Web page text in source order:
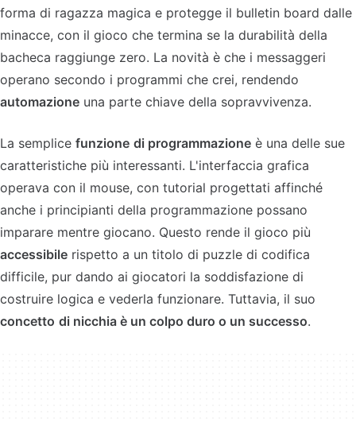
forma di ragazza magica e protegge il bulletin board dalle
minacce, con il gioco che termina se la durabilità della
bacheca raggiunge zero. La novità è che i messaggeri
operano secondo i programmi che crei, rendendo
automazione una parte chiave della sopravvivenza.
La semplice funzione di programmazione è una delle sue
caratteristiche più interessanti. L'interfaccia grafica
operava con il mouse, con tutorial progettati affinché
anche i principianti della programmazione possano
imparare mentre giocano. Questo rende il gioco più
accessibile rispetto a un titolo di puzzle di codifica
difficile, pur dando ai giocatori la soddisfazione di
costruire logica e vederla funzionare. Tuttavia, il suo
concetto di nicchia è un colpo duro o un successo.